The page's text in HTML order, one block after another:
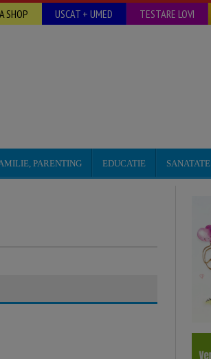
SHOP USCAT + UMED TESTARE LOVI
PARENTING EDUCATIE SANATATE